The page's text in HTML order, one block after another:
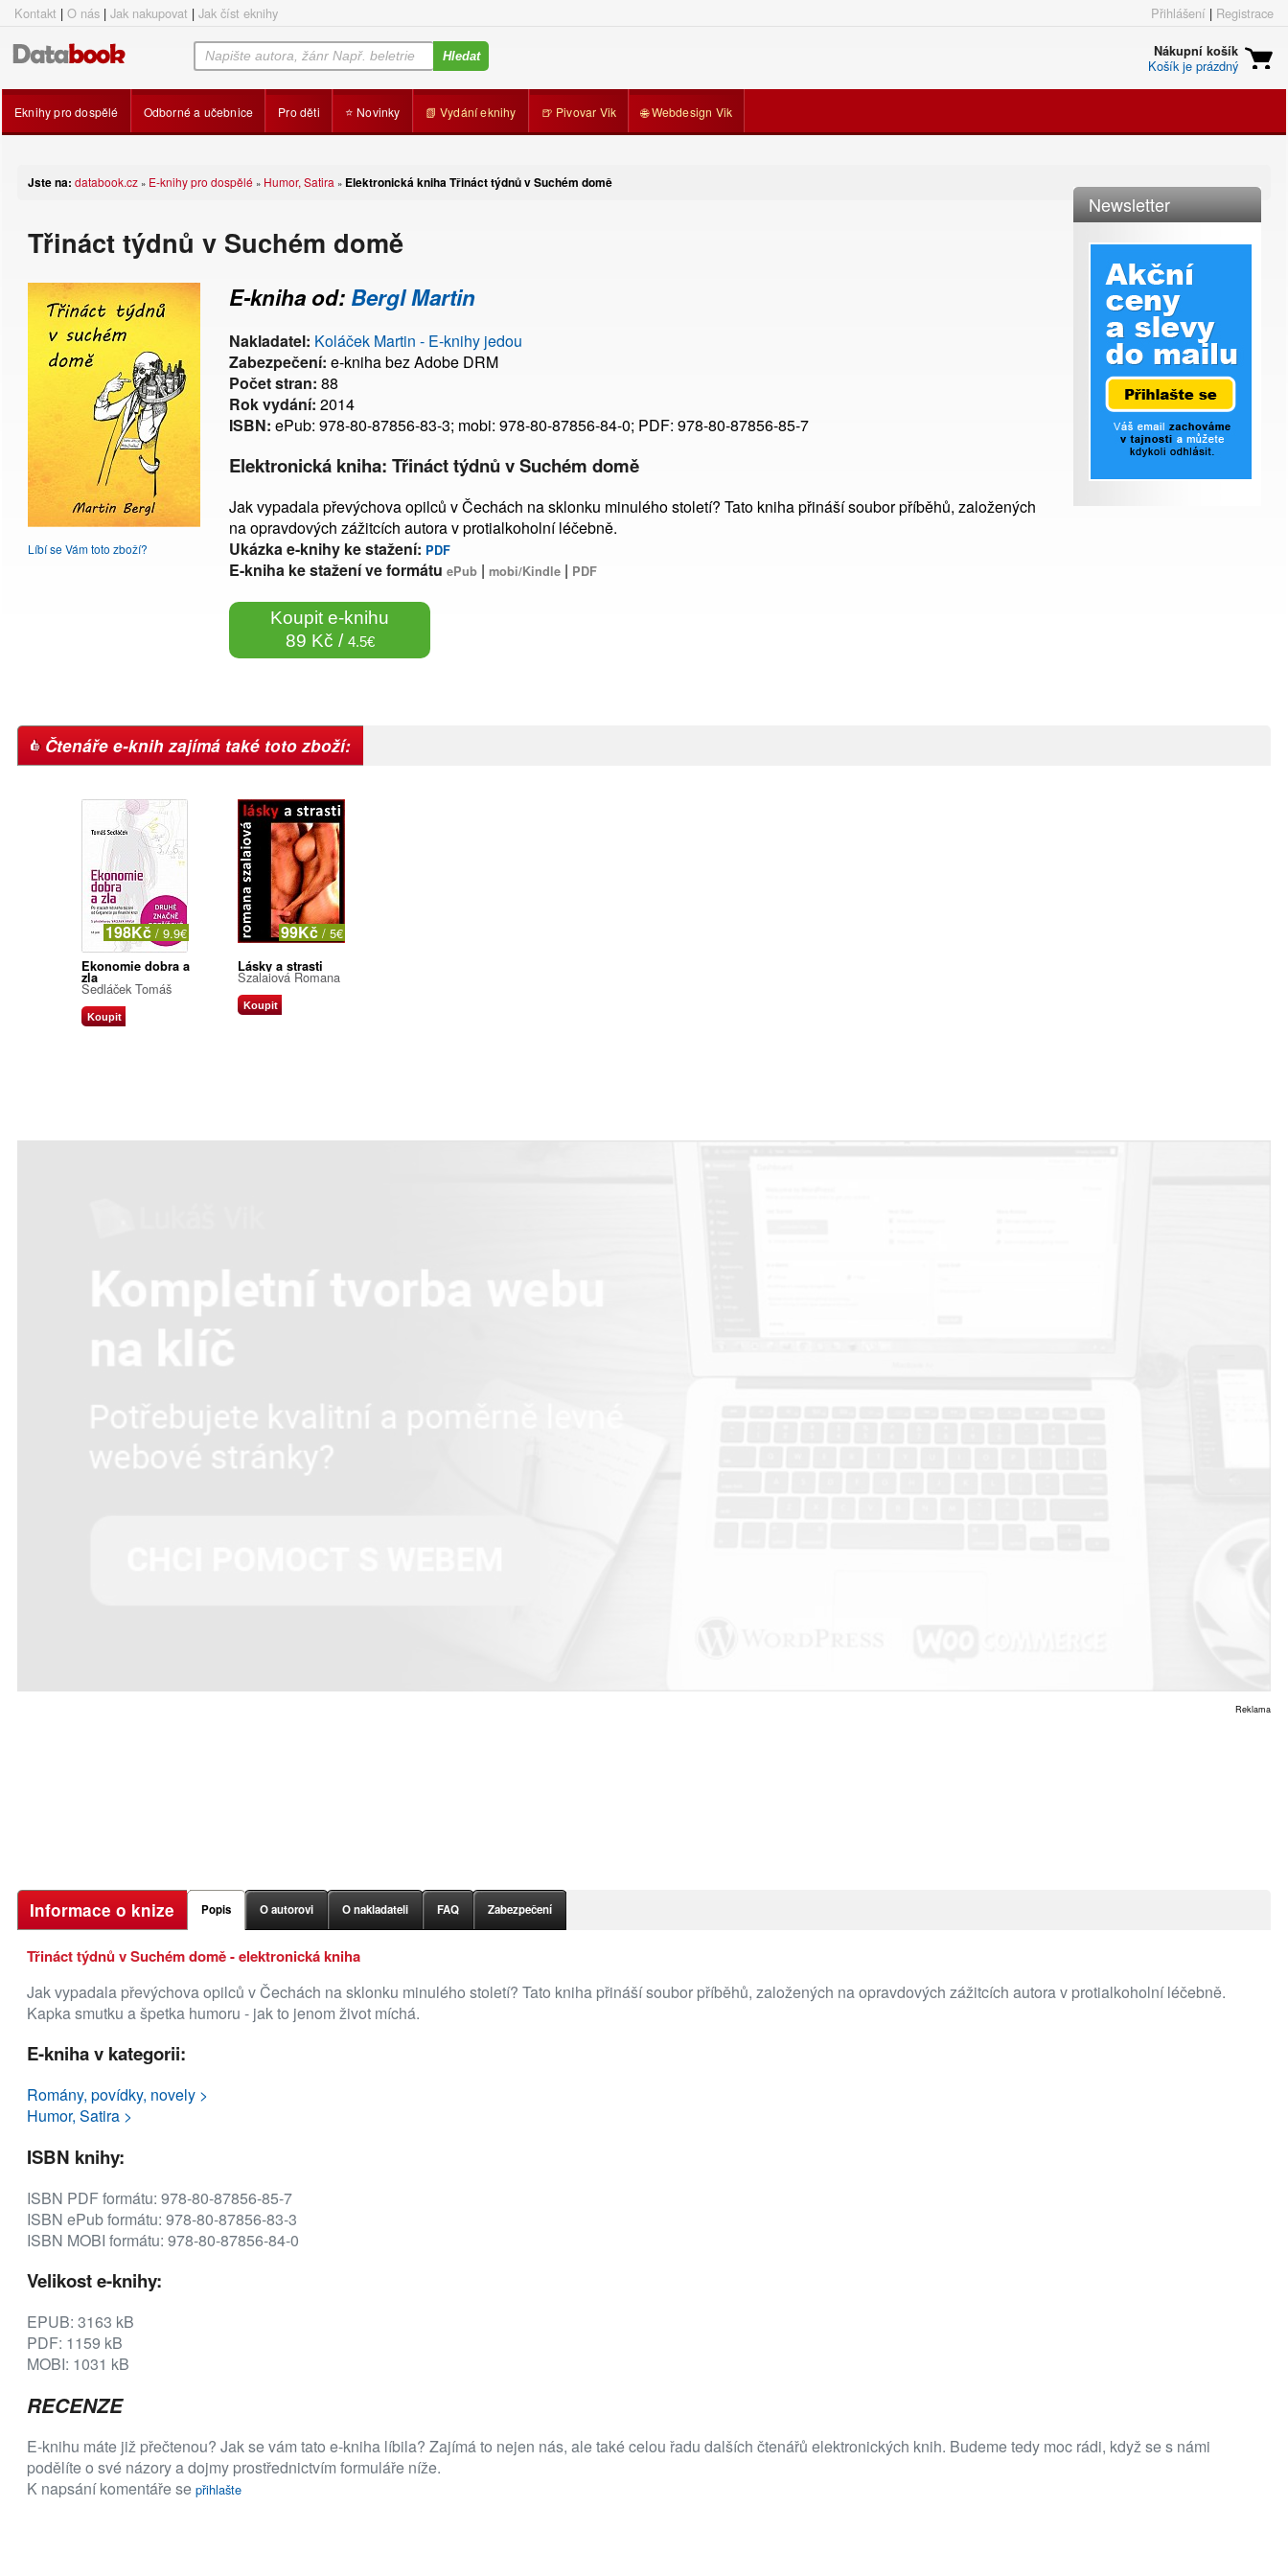
Kontakt | O nás | Jak nakupovat | Jak číst eknihy Přihlášení | Registrace
Nákupní košík
Košík je prázdný
Eknihy pro dospělé Odborné a učebnice Pro děti ⭐ Novinky 📗 Vydání eknihy 🍺 Pivovar Vik 🌐 Webdesign Vik
Jste na: databook.cz » E-knihy pro dospělé » Humor, Satira » Elektronická kniha Třináct týdnů v Suchém domě
Třináct týdnů v Suchém domě
Newsletter
Líbí se Vám toto zboží?
E-kniha od: Bergl Martin
Nakladatel: Koláček Martin - E-knihy jedou
Zabezpečení: e-kniha bez Adobe DRM
Počet stran: 88
Rok vydání: 2014
ISBN: ePub: 978-80-87856-83-3; mobi: 978-80-87856-84-0; PDF: 978-80-87856-85-7
Elektronická kniha: Třináct týdnů v Suchém domě
Jak vypadala převýchova opilců v Čechách na sklonku minulého století? Tato kniha přináší soubor příběhů, založených
na opravdových zážitcích autora v protialkoholní léčebně.
Ukázka e-knihy ke stažení: PDF
E-kniha ke stažení ve formátu ePub | mobi/Kindle | PDF
Koupit e-knihu
89 Kč / 4.5€
Čtenáře e-knih zajímá také toto zboží:
198Kč / 9.9€
Ekonomie dobra a
zla
Sedláček Tomáš
Koupit
99Kč / 5€
Lásky a strasti
Szalaiová Romana
Koupit
Reklama
Informace o knize Popis O autorovi O nakladateli FAQ Zabezpečení
Třináct týdnů v Suchém domě - elektronická kniha
Jak vypadala převýchova opilců v Čechách na sklonku minulého století? Tato kniha přináší soubor příběhů, založených na opravdových zážitcích autora v protialkoholní léčebně.
Kapka smutku a špetka humoru - jak to jenom život míchá.
E-kniha v kategorii:
Romány, povídky, novely >
Humor, Satira >
ISBN knihy:
ISBN PDF formátu: 978-80-87856-85-7
ISBN ePub formátu: 978-80-87856-83-3
ISBN MOBI formátu: 978-80-87856-84-0
Velikost e-knihy:
EPUB: 3163 kB
PDF: 1159 kB
MOBI: 1031 kB
RECENZE
E-knihu máte již přečtenou? Jak se vám tato e-kniha líbila? Zajímá to nejen nás, ale také celou řadu dalších čtenářů elektronických knih. Budeme tedy moc rádi, když se s námi
podělíte o své názory a dojmy prostřednictvím formuláře níže.
K napsání komentáře se přihlašte